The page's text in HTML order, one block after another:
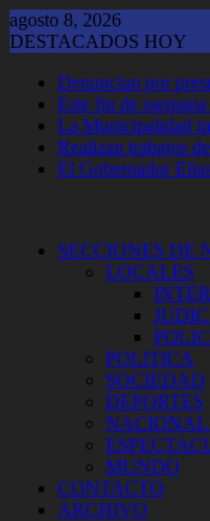
Saltar
al
agosto 8, 2026
DESTACADOS HOY
Denuncian por
Este fin de
La Municipalidad
Realizan trabajos
El Gobernador
SECCIONES DE
LOCALES
POLITICA
SOCIEDAD
DEPORTES
MUNDO
CONTACTO
ARCHIVO